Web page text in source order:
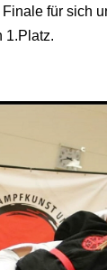
für sich
1.Platz.